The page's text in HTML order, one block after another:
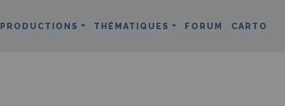
PRODUCTIONS THÉMATIQUES FORUM CARTO